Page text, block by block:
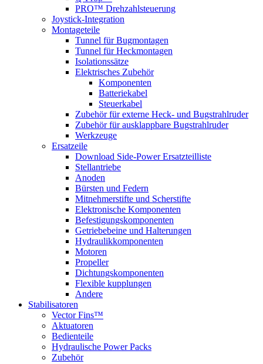
PRO™ Drehzahlsteuerung
Joystick-Integration
Montageteile
Tunnel für Bugmontagen
Tunnel für Heckmontagen
Isolationssätze
Elektrisches Zubehör
Komponenten
Batteriekabel
Steuerkabel
Zubehör für externe Heck- und Bugstrahlruder
Zubehör für ausklappbare Bugstrahlruder
Werkzeuge
Ersatzeile
Download Side-Power Ersatzteilliste
Stellantriebe
Anoden
Bürsten und Federn
Mitnehmerstifte und Scherstifte
Elektronische Komponenten
Befestigungskomponenten
Getriebebeine und Halterungen
Hydraulikkomponenten
Motoren
Propeller
Dichtungskomponenten
Flexible kupplungen
Andere
Stabilisatoren
Vector Fins™
Aktuatoren
Bedienteile
Hydraulische Power Packs
Zubehör